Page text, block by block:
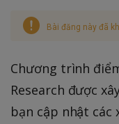
Bài đăng này đã
Chương trình
Research được
bạn cập nhật